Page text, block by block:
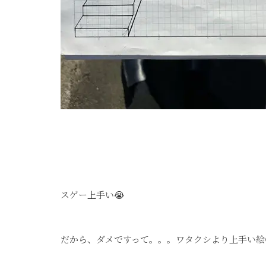
スゲー上手い😭
だから、ダメですって。。。ワタクシより上手い